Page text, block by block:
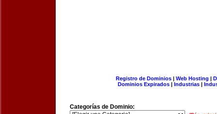
Registro de Dominios| Web Hosting |
Dominios Expirados | Industrias |
Categorías de Dominio: